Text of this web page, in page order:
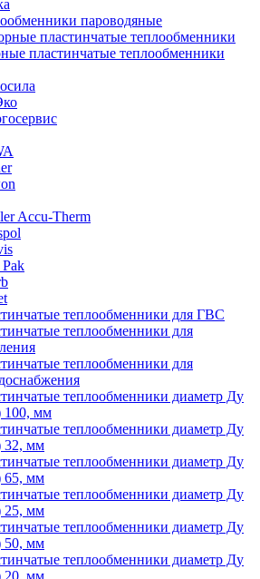
пароводяные
пластинчатые теплообменники
пластинчатые теплообменники
Accu-Therm
Pak
теплообменники для ГВС
теплообменники для
теплообменники для
теплообменники диаметр Ду
100, мм
теплообменники диаметр Ду
32, мм
теплообменники диаметр Ду
65, мм
теплообменники диаметр Ду
25, мм
теплообменники диаметр Ду
50, мм
теплообменники диаметр Ду
20, мм